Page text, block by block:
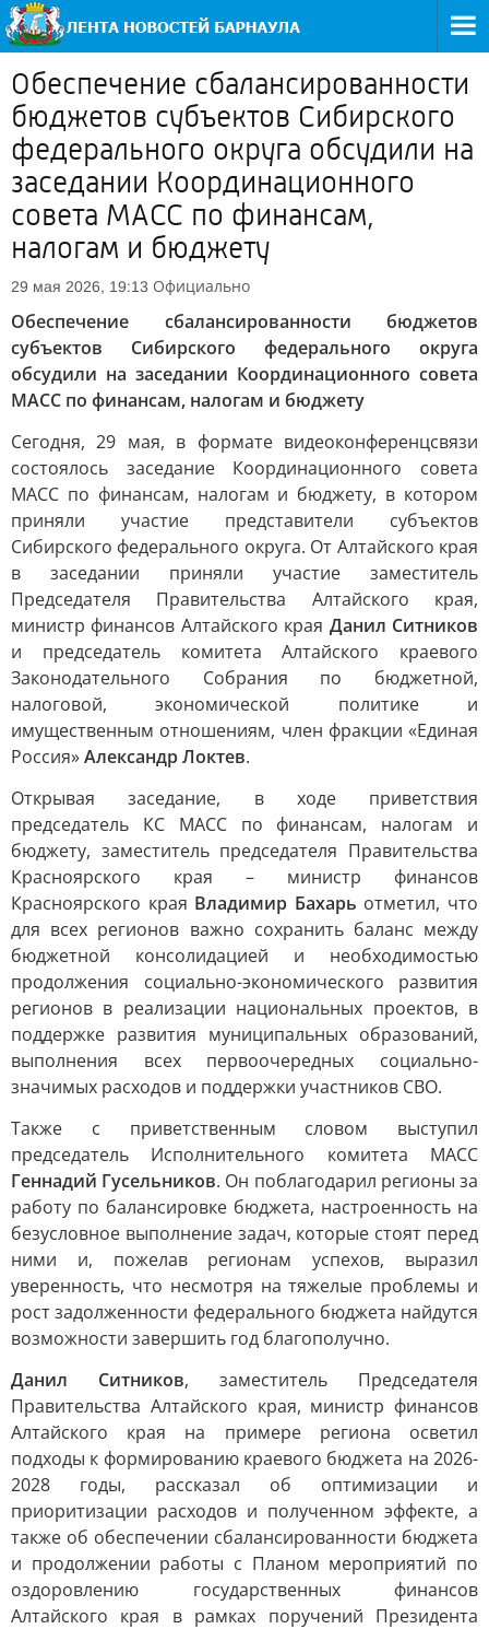
Обеспечение сбалансированности
бюджетов субъектов Сибирского
федерального округа обсудили на
заседании Координационного
совета МАСС по финансам,
налогам и бюджету
29 мая 2026, 19:13 Официально
Обеспечение сбалансированности бюджетов
субъектов Сибирского федерального округа
обсудили на заседании Координационного совета
МАСС по финансам, налогам и бюджету
Сегодня, 29 мая, в формате видеоконференцсвязи
состоялось заседание Координационного совета
МАСС по финансам, налогам и бюджету, в котором
приняли участие представители субъектов
Сибирского федерального округа. От Алтайского края
в заседании приняли участие заместитель
Председателя Правительства Алтайского края,
министр финансов Алтайского края Данил Ситников
и председатель комитета Алтайского краевого
Законодательного Собрания по бюджетной,
налоговой, экономической политике и
имущественным отношениям, член фракции «Единая
Россия»Александр Локтев.
Открывая заседание, в ходе приветствия
председатель КС МАСС по финансам, налогам и
бюджету, заместитель председателя Правительства
Красноярского края – министр финансов
Красноярского края Владимир Бахарь отметил, что
для всех регионов важно сохранить баланс между
бюджетной консолидацией и необходимостью
продолжения социально-экономического развития
регионов в реализации национальных проектов, в
поддержке развития муниципальных образований,
выполнения всех первоочередных социально-
значимых расходов и поддержки участников СВО.
Также с приветственным словом выступил
председатель Исполнительного комитета МАСС
Геннадий Гусельников. Он поблагодарил регионы за
работу по балансировке бюджета, настроенность на
безусловное выполнение задач, которые стоят перед
ними и, пожелав регионам успехов, выразил
уверенность, что несмотря на тяжелые проблемы и
рост задолженности федерального бюджета найдутся
возможности завершить год благополучно.
Данил Ситников, заместитель Председателя
Правительства Алтайского края, министр финансов
Алтайского края на примере региона осветил
подходы к формированию краевого бюджета на 2026-
2028 годы, рассказал об оптимизации и
приоритизации расходов и полученном эффекте, а
также об обеспечении сбалансированности бюджета
и продолжении работы с Планом мероприятий по
оздоровлению государственных финансов
Алтайского края в рамках поручений Президента